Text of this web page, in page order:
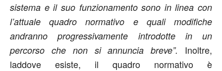
sistema e il suo funzionamento sono in linea con
l’attuale quadro normativo e quali modifiche
andranno progressivamente introdotte in un
percorso che non si annuncia breve”.
Inoltre,
laddove esiste, il quadro normativo è